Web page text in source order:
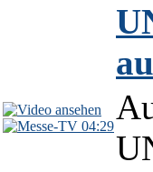
04:29